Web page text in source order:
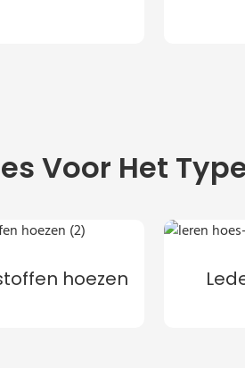
Voor Het
hoezen